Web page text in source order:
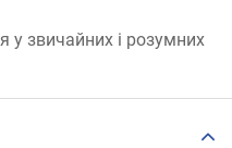
у звичайних і розумних